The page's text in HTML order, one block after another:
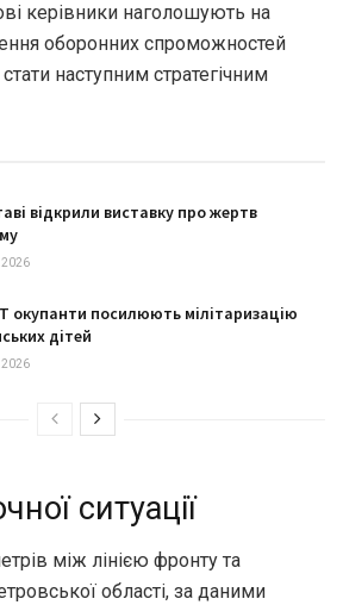
керівники наголошують на
оборонних спроможностей
наступним стратегічним
відкрили виставку про жертв
окупанти посилюють мілітаризацію
дітей
ситуації
між лінією фронту та
області, за даними